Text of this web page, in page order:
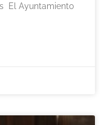
El Ayuntamiento